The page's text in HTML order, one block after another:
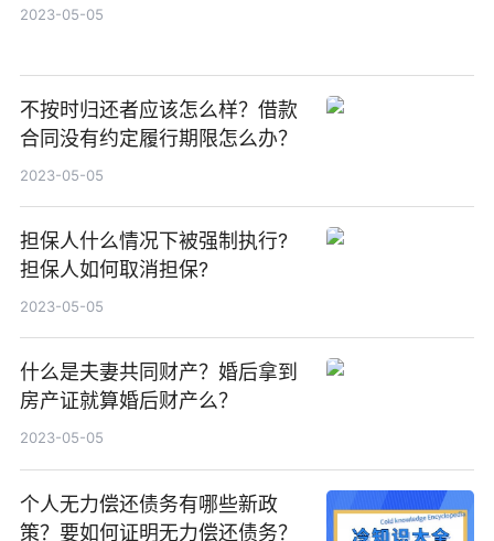
2023-05-05
不按时归还者应该怎么样？借款
合同没有约定履行期限怎么办？
2023-05-05
担保人什么情况下被强制执行?
担保人如何取消担保?
2023-05-05
什么是夫妻共同财产？婚后拿到
房产证就算婚后财产么？
2023-05-05
个人无力偿还债务有哪些新政
策？要如何证明无力偿还债务？